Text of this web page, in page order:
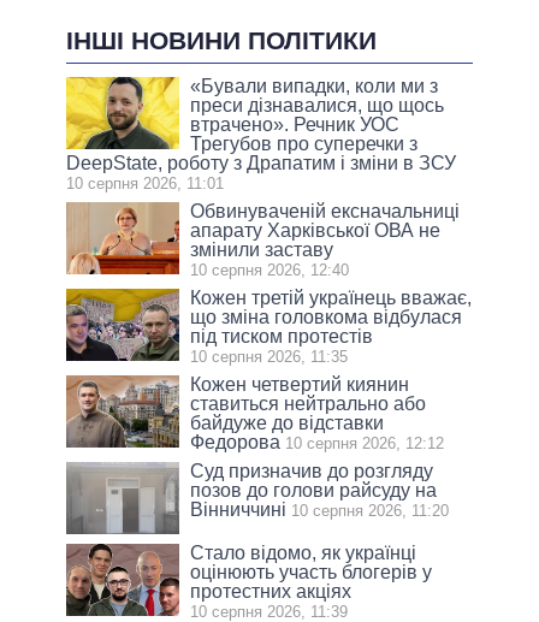
ІНШІ НОВИНИ ПОЛІТИКИ
«Бували випадки, коли ми з
преси дізнавалися, що щось
втрачено». Речник УОС
Трегубов про cуперечки з
DeepState, роботу з Драпатим і зміни в ЗСУ
10 серпня 2026, 11:01
Обвинуваченій ексначальниці
апарату Харківської ОВА не
змінили заставу
10 серпня 2026, 12:40
Кожен третій українець вважає,
що зміна головкома відбулася
під тиском протестів
10 серпня 2026, 11:35
Кожен четвертий киянин
ставиться нейтрально або
байдуже до відставки
Федорова 10 серпня 2026, 12:12
Суд призначив до розгляду
позов до голови райсуду на
Вінниччині 10 серпня 2026, 11:20
Стало відомо, як українці
оцінюють участь блогерів у
протестних акціях
10 серпня 2026, 11:39